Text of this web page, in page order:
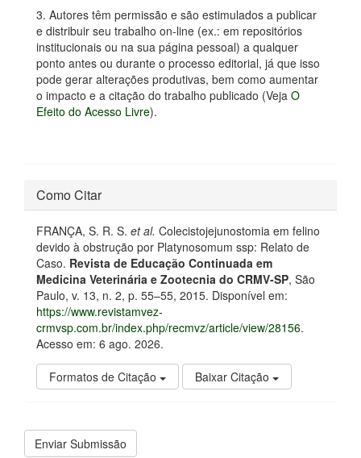
3. Autores têm permissão e são estimulados a publicar
e distribuir seu trabalho on-line (ex.: em repositórios
institucionais ou na sua página pessoal) a qualquer
ponto antes ou durante o processo editorial, já que isso
pode gerar alterações produtivas, bem como aumentar
o impacto e a citação do trabalho publicado (Veja O
Efeito do Acesso Livre).
Como Citar
FRANÇA, S. R. S. et al. Colecistojejunostomia em felino
devido à obstrução por Platynosomum ssp: Relato de
Caso. Revista de Educação Continuada em
Medicina Veterinária e Zootecnia do CRMV-SP, São
Paulo, v. 13, n. 2, p. 55–55, 2015. Disponível em:
https://www.revistamvez-
crmvsp.com.br/index.php/recmvz/article/view/28156.
Acesso em: 6 ago. 2026.
Formatos de Citação Baixar Citação
Enviar
Enviar Submissão